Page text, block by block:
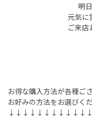
明
元気に
ご来
お得な購入方法が各種ご
お好みの方法をお選びく